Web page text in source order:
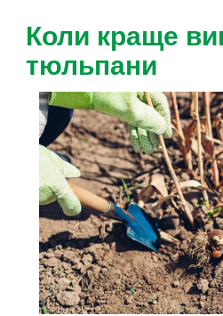
Коли краще
тюльпани